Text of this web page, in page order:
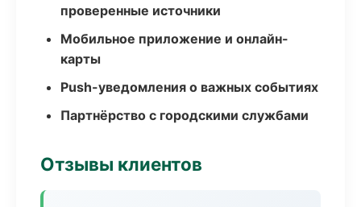
проверенные источники
Мобильное приложение и онлайн-
карты
Push-уведомления о важных событиях
Партнёрство с городскими службами
Отзывы клиентов